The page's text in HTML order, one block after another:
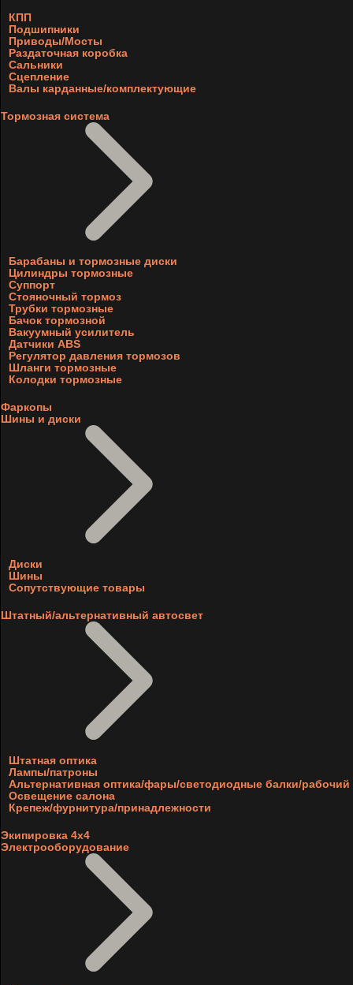
КПП
Подшипники
Приводы/Мосты
Раздаточная коробка
Сальники
Сцепление
Валы карданные/комплектующие
Тормозная система
Барабаны и тормозные диски
Цилиндры тормозные
Суппорт
Стояночный тормоз
Трубки тормозные
Бачок тормозной
Вакуумный усилитель
Датчики ABS
Регулятор давления тормозов
Шланги тормозные
Колодки тормозные
Фаркопы
Шины и диски
Диски
Шины
Сопутствующие товары
Штатный/альтернативный автосвет
Штатная оптика
Лампы/патроны
Альтернативная оптика/фары/светодиодные балки/рабочий
Освещение салона
Крепеж/фурнитура/принадлежности
Экипировка 4х4
Электрооборудование